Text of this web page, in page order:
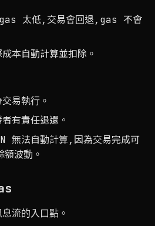
太低,交易會回退,gas 不會
本自動計算並扣除。
易執行。
有責任退還。
無法自動計算,因為交易完成可
額波動。
流的入口點。